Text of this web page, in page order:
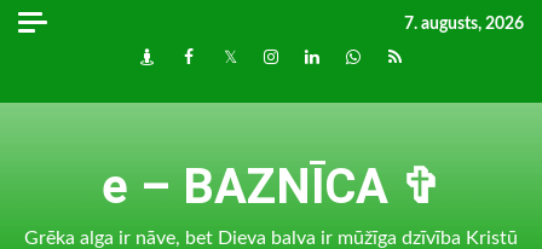
Skip
7. augusts, 2026
DraugiemFacebook
TwitterInstagram
LinkedInwhatsapp
RSS
e – BAZNĪCA ✞
Grēka alga ir nāve, bet Dieva balva ir mūžīga dzīvība Kristū